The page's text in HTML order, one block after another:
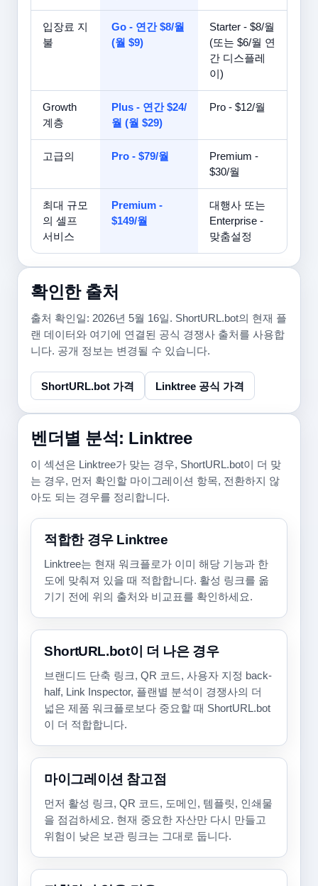
입장료 지
불
Go - 연간 $8/월
(월 $9)
Starter - $8/월
(또는 $6/월 연
간 디스플레
이)
Growth
계층
Plus - 연간 $24/
월 (월 $29)
Pro - $12/월
고급의 Pro - $79/월
Premium -
$30/월
최대 규모
의 셀프
서비스
Premium -
$149/월
대행사 또는
Enterprise -
맞춤설정
확인한 출처
출처 확인일: 2026년 5월 16일. ShortURL.bot의 현재 플
랜 데이터와 여기에 연결된 공식 경쟁사 출처를 사용합
니다. 공개 정보는 변경될 수 있습니다.
ShortURL.bot 가격 Linktree 공식 가격
벤더별 분석: Linktree
이 섹션은 Linktree가 맞는 경우, ShortURL.bot이 더 맞
는 경우, 먼저 확인할 마이그레이션 항목, 전환하지 않
아도 되는 경우를 정리합니다.
적합한 경우 Linktree
Linktree는 현재 워크플로가 이미 해당 기능과 한
도에 맞춰져 있을 때 적합합니다. 활성 링크를 옮
기기 전에 위의 출처와 비교표를 확인하세요.
ShortURL.bot이 더 나은 경우
브랜디드 단축 링크, QR 코드, 사용자 지정 back-
half, Link Inspector, 플랜별 분석이 경쟁사의 더
넓은 제품 워크플로보다 중요할 때 ShortURL.bot
이 더 적합합니다.
마이그레이션 참고점
먼저 활성 링크, QR 코드, 도메인, 템플릿, 인쇄물
을 점검하세요. 현재 중요한 자산만 다시 만들고
위험이 낮은 보관 링크는 그대로 둡니다.